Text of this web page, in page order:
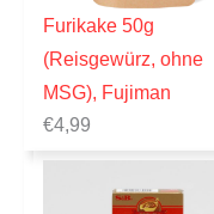
Furikake 50g
(Reisgewürz, ohne
MSG), Fujiman
€4,99